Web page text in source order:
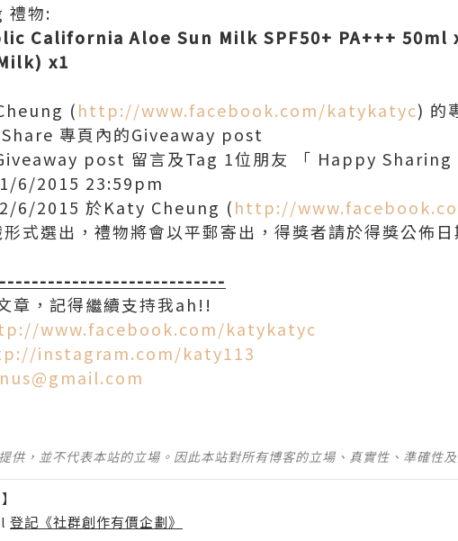
禮物:
California Aloe Sun Milk SPF50+ PA+++ 50ml
x1
(http://www.facebook.com/katykatyc) 的
專頁內的Giveaway post
post 留言及Tag 1位朋友 「 Happy Sharing
6/2015 23:59pm
6/2015 於Katy Cheung (http://
式選出，禮物將會以平郵寄出，得獎者請於得獎公佈
章，記得繼續支持我ah!!
www.facebook.com/katykatyc
instagram.com/katy113
供，並不代表本站的立場。因此本站對所有博客的立場、真實性、準確性
登記《社群創作有價企劃》